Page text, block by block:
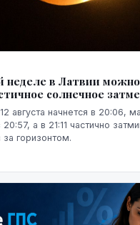
неделе в Латвии
солнечное
августа начнется в 20:06,
а в 21:11 частично
горизонтом.